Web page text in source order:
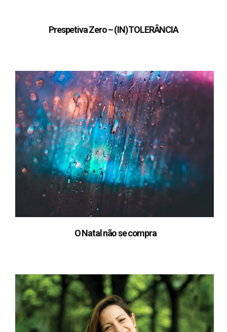
Prespetiva Zero – (IN)TOLERÂNCIA
O Natal não se compra